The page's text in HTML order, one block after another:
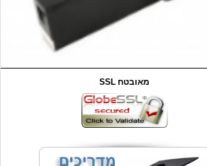
₪90.00 מחיר שוק
₪44.00 המחיר שלך
SSL מאובטח